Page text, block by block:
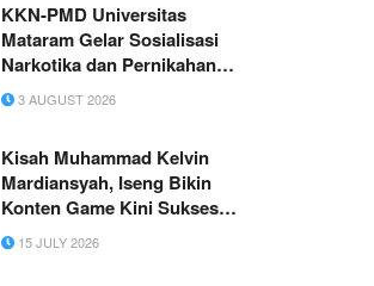
KKN-PMD Universitas
Mataram Gelar Sosialisasi
Narkotika dan Pernikahan
Dini di SMA Negeri 1 Jonggat
3 AUGUST 2026
Kisah Muhammad Kelvin
Mardiansyah, Iseng Bikin
Konten Game Kini Sukses
Raih Deretan Prestasi E-sport
15 JULY 2026